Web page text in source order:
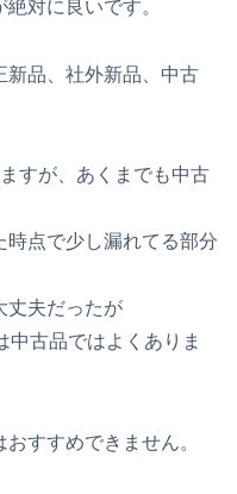
対に良いです。
新品、社外新品、中古
すが、あくまでも中古
時点で少し漏れてる部分
丈夫だったが
中古品ではよくありま
すすめできません。